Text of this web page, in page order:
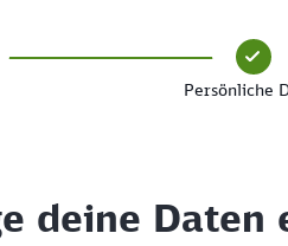
Persönliche
deine Daten